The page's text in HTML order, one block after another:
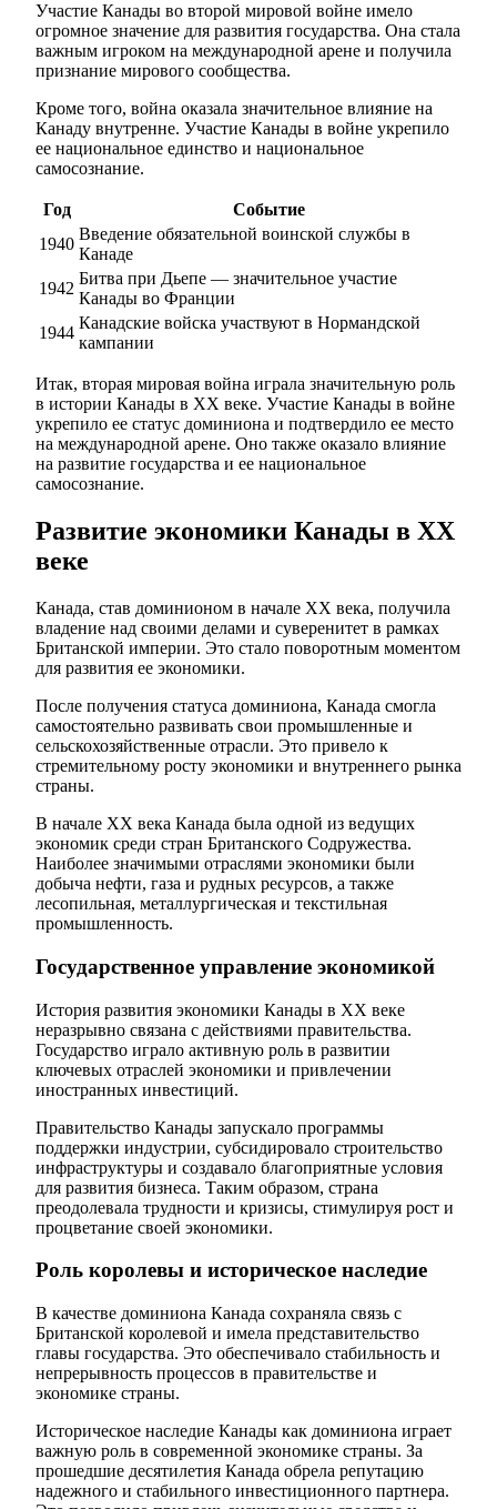
Участие Канады во второй мировой войне имело
огромное значение для развития государства. Она стала
важным игроком на международной арене и получила
признание мирового сообщества.
Кроме того, война оказала значительное влияние на
Канаду внутренне. Участие Канады в войне укрепило
ее национальное единство и национальное
самосознание.
Год
Событие
1940
Введение обязательной воинской службы в
Канаде
1942
Битва при Дьепе — значительное участие
Канады во Франции
1944
Канадские войска участвуют в Нормандской
кампании
Итак, вторая мировая война играла значительную роль
в истории Канады в ХХ веке. Участие Канады в войне
укрепило ее статус доминиона и подтвердило ее место
на международной арене. Оно также оказало влияние
на развитие государства и ее национальное
самосознание.
Развитие экономики Канады в ХХ
веке
Канада, став доминионом в начале ХХ века, получила
владение над своими делами и суверенитет в рамках
Британской империи. Это стало поворотным моментом
для развития ее экономики.
После получения статуса доминиона, Канада смогла
самостоятельно развивать свои промышленные и
сельскохозяйственные отрасли. Это привело к
стремительному росту экономики и внутреннего рынка
страны.
В начале ХХ века Канада была одной из ведущих
экономик среди стран Британского Содружества.
Наиболее значимыми отраслями экономики были
добыча нефти, газа и рудных ресурсов, а также
лесопильная, металлургическая и текстильная
промышленность.
Государственное управление экономикой
История развития экономики Канады в ХХ веке
неразрывно связана с действиями правительства.
Государство играло активную роль в развитии
ключевых отраслей экономики и привлечении
иностранных инвестиций.
Правительство Канады запускало программы
поддержки индустрии, субсидировало строительство
инфраструктуры и создавало благоприятные условия
для развития бизнеса. Таким образом, страна
преодолевала трудности и кризисы, стимулируя рост и
процветание своей экономики.
Роль королевы и историческое наследие
В качестве доминиона Канада сохраняла связь с
Британской королевой и имела представительство
главы государства. Это обеспечивало стабильность и
непрерывность процессов в правительстве и
экономике страны.
Историческое наследие Канады как доминиона играет
важную роль в современной экономике страны. За
прошедшие десятилетия Канада обрела репутацию
надежного и стабильного инвестиционного партнера.